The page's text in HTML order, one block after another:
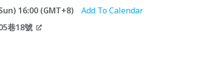
16:00 (GMT+8)
Add To Calendar
巷18號